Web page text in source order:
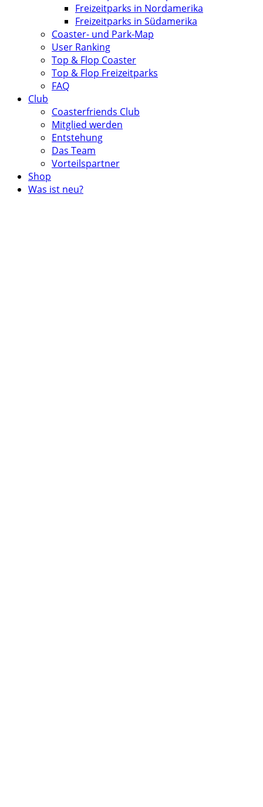
Freizeitparks in Nordamerika
Freizeitparks in Südamerika
Coaster- und Park-Map
User Ranking
Top & Flop Coaster
Top & Flop Freizeitparks
FAQ
Club
Coasterfriends Club
Mitglied werden
Entstehung
Das Team
Vorteilspartner
Shop
Was ist neu?